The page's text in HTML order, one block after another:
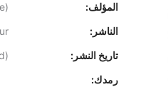
المؤلف:
الناشر:
تاريخ النشر:
(s.d.)
رمدك: